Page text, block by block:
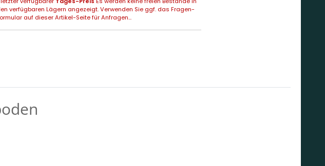
verfügbaren Lägern angezeigt. Verwenden Sie ggf. das Fragen-
auf dieser Artikel-Seite für Anfragen...